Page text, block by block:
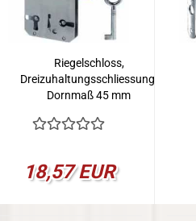
Riegelschloss,
Dreizuhaltungsschliessung,
Dornmaß 45 mm
18,57 EUR